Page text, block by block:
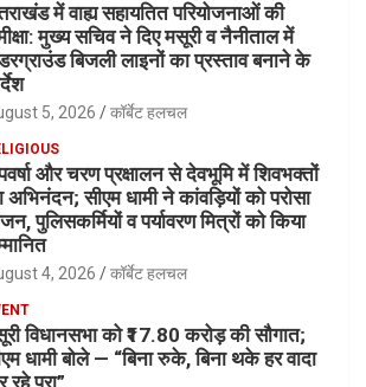
में वाह्य सहायतित परियोजनाओं की
मुख्य सचिव ने दिए मसूरी व नैनीताल में
बिजली लाइनों का प्रस्ताव बनाने के
5, 2026 कॉर्बेट हलचल
और चरण प्रक्षालन से देवभूमि में शिवभक्तों
अभिनंदन; सीएम धामी ने कांवड़ियों को परोसा
पुलिसकर्मियों व पर्यावरण मित्रों को किया
4, 2026 कॉर्बेट हलचल
विधानसभा को ₹17.80 करोड़ की सौगात;
धामी बोले — “बिना रुके, बिना थके हर वादा